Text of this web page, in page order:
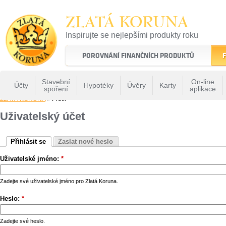
ZLATÁ KORUNA
Inspirujte se nejlepšími produkty roku
22 let tradice a kvality na finančním trhu
POROVNÁNÍ FINANČNÍCH PRODUKTŮ
Účty
Stavební
spoření
Hypotéky Úvěry Karty
On-line
aplikace
ZLATÁ KORUNA» Profil
Uživatelský účet
Přihlásit se Zaslat nové heslo
Uživatelské jméno: *
Zadejte své uživatelské jméno pro Zlatá Koruna.
Heslo: *
Zadejte své heslo.